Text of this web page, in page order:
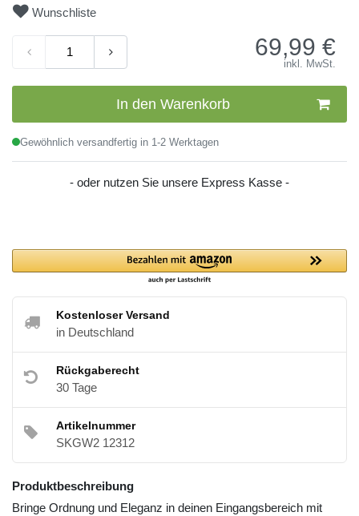
Wunschliste
69,99 €
inkl. MwSt.
In den Warenkorb
Gewöhnlich versandfertig in 1-2 Werktagen
- oder nutzen Sie unsere Express Kasse -
Kostenloser Versand
in Deutschland
Rückgaberecht
30 Tage
Artikelnummer
SKGW2 12312
Produktbeschreibung
Bringe Ordnung und Eleganz in deinen Eingangsbereich mit